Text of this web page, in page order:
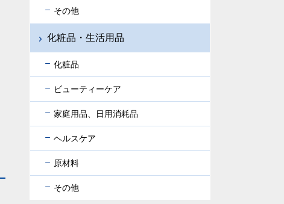
その他
化粧品・生活用品
化粧品
ビューティーケア
家庭用品、日用消耗品
ヘルスケア
原材料
その他